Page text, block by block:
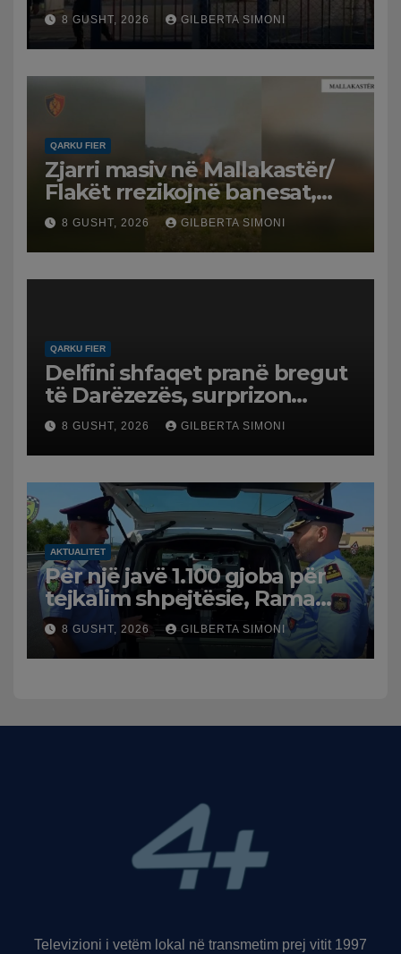
spital
8 GUSHT, 2026 GILBERTA SIMONI
QARKU FIER
Zjarri masiv në Mallakastër/
Flakët rrezikojnë banesat,
Policia evakuon disa familje
në Koilac
8 GUSHT, 2026 GILBERTA SIMONI
QARKU FIER
Delfini shfaqet pranë bregut
të Darëzezës, surprizon
pushuesit dhe banorët
8 GUSHT, 2026 GILBERTA SIMONI
AKTUALITET
Për një javë 1.100 gjoba për
tejkalim shpejtësie, Rama
publikon videon: Kamerat e
trafikut së shpejti në
funksion
8 GUSHT, 2026 GILBERTA SIMONI
Televizioni i vetëm lokal në transmetim prej vitit 1997